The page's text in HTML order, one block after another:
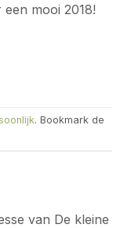
mooi 2018!
. Bookmark de
van De kleine